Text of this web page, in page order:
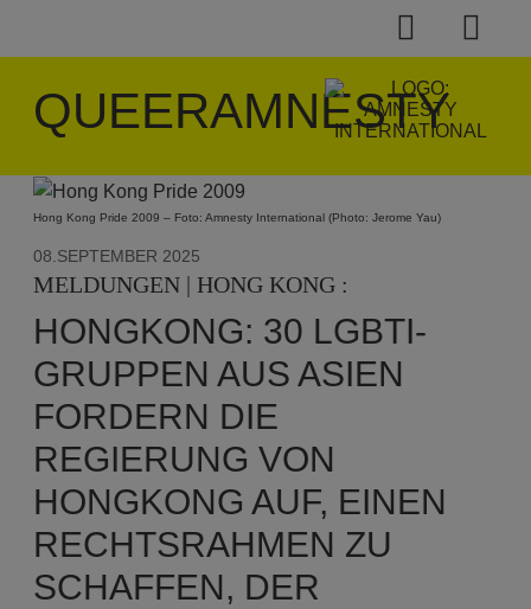
QUEERAMNESTY
Hong Kong Pride 2009 – Foto: Amnesty International (Photo: Jerome Yau)
08.SEPTEMBER 2025
MELDUNGEN | HONG KONG :
HONGKONG: 30 LGBTI-
GRUPPEN AUS ASIEN
FORDERN DIE
REGIERUNG VON
HONGKONG AUF, EINEN
RECHTSRAHMEN ZU
SCHAFFEN, DER